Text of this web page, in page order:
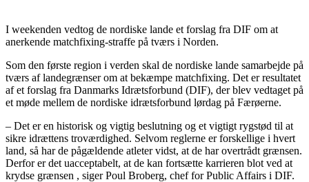
I weekenden vedtog de nordiske lande et forslag fra DIF om at
anerkende matchfixing-straffe på tværs i Norden.
Som den første region i verden skal de nordiske lande samarbejde på
tværs af landegrænser om at bekæmpe matchfixing. Det er resultatet
af et forslag fra Danmarks Idrætsforbund (DIF), der blev vedtaget på
et møde mellem de nordiske idrætsforbund lørdag på Færøerne.
– Det er en historisk og vigtig beslutning og et vigtigt rygstød til at
sikre idrættens troværdighed. Selvom reglerne er forskellige i hvert
land, så har de pågældende atleter vidst, at de har overtrådt grænsen.
Derfor er det uacceptabelt, at de kan fortsætte karrieren blot ved at
krydse grænsen , siger Poul Broberg, chef for Public Affairs i DIF.